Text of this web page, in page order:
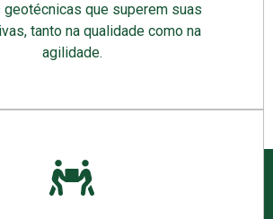
que superem suas
tanto na qualidade como na
agilidade.